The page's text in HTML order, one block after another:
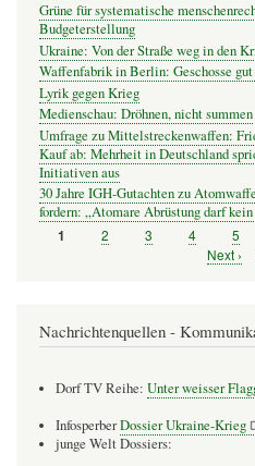
Grüne für systematische
Budgeterstellung
Ukraine: Von der Straße weg in den
Waffenfabrik in Berlin: Geschosse
Lyrik gegen Krieg
Medienschau: Dröhnen, nicht summen
Umfrage zu Mittelstreckenwaffen:
Kauf ab: Mehrheit in Deutschland
Initiativen aus
30 Jahre IGH-Gutachten zu
fordern: „Atomare Abrüstung darf
Seitennummerierung
Seite
1 Seite
2 Seite
3 Seite
4 Seite
5
Nächste
Next ›
Nachrichtenquellen -
Dorf TV Reihe: Unter weisser
InfosperberDossier Ukraine-Krieg
junge Welt Dossiers: